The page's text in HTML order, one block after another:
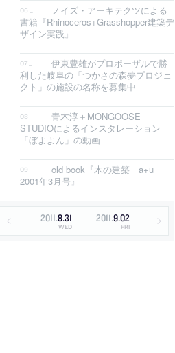
ノイズ・アーキテクツによる
書籍『Rhinoceros+Grasshopper建築デ
ザイン実践』
伊東豊雄がプロポーザルで勝
利した岐阜の「つかさの森夢プロジェ
クト」の施設の名称を募集中
青木淳＋MONGOOSE
STUDIOによるインスタレーション
「ぼよよん」の動画
old book『木の建築 a+u
2001年3月号』
2011.8.31
WED
2011.9.02
FRI